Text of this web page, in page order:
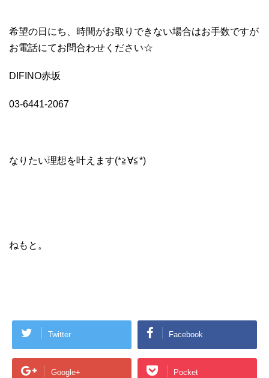
希望の日にち、時間がお取りできない場合はお手数ですが
お電話にてお問合わせください☆
DIFINO赤坂
03-6441-2067
なりたい理想を叶えます(*≧∀≦*)
ねもと。
Twitter Facebook
Google+ Pocket